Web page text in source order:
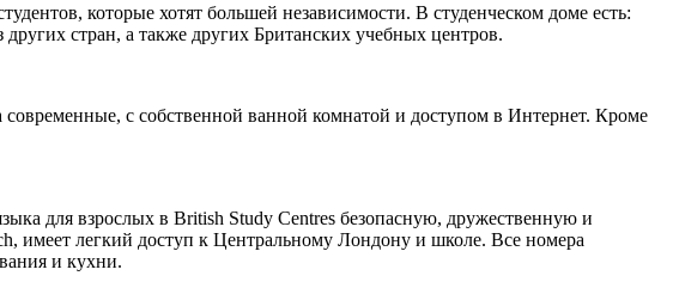
которые хотят большей независимости. В студенческом доме есть:
стран, а также других Британских учебных центров.
с собственной ванной комнатой и доступом в Интернет. Кроме
для взрослых в British Study Centres безопасную, дружественную и
имеет легкий доступ к Центральному Лондону и школе. Все номера
и кухни.